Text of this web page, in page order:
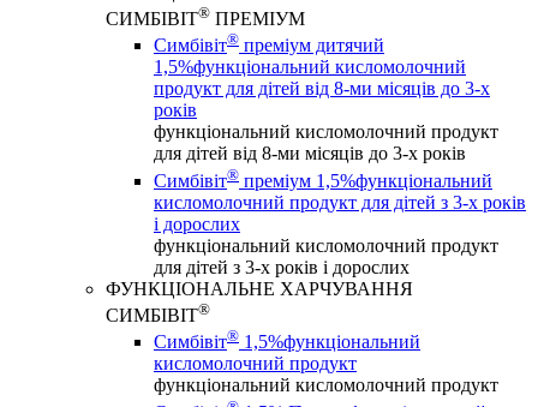
СИМБІВІТ® ПРЕМІУМ
Симбівіт® преміум дитячий
1,5%функціональний кисломолочний
продукт для дітей від 8-ми місяців до 3-х
років
функціональний кисломолочний продукт
для дітей від 8-ми місяців до 3-х років
Симбівіт® преміум 1,5%функціональний
кисломолочний продукт для дітей з 3-х років
і дорослих
функціональний кисломолочний продукт
для дітей з 3-х років і дорослих
ФУНКЦІОНАЛЬНЕ ХАРЧУВАННЯ
СИМБІВІТ®
Симбівіт® 1,5%функціональний
кисломолочний продукт
функціональний кисломолочний продукт